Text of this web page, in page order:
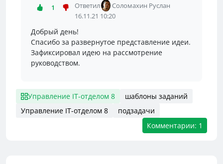
1 Ответил
Соломахин Руслан
16.11.21 10:20
Добрый день!
Спасибо за развернутое представление идеи.
Зафиксировал идею на рассмотрение
руководством.
Управление IT-отделом 8
шаблоны заданий
Управление IT-отделом 8
подзадачи
Комментарии: 1